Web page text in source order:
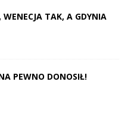
WENECJA TAK, A GDYNIA
PEWNO DONOSIŁ!